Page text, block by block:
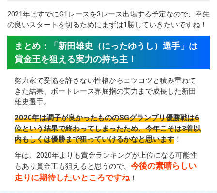
2021年はすでにG1レースを3レース出場する予定なので、幸先
の良いスタートを切るためにまずは1勝していきたいですね！
まとめ：「新田雄史（にったゆうし）選手」は
賞金王を狙える実力の持ち主！
努力家で妥協を許さない性格からコツコツと積み重ねて
きた結果、ボートレース界屈指の実力まで成長した新田
雄史選手。
2020年は調子が良かったもののSGグランプリ優勝戦は6
位という結果で終わってしまったため、今年こそは3着以
内もしくは優勝まで狙っていけるかなと思います ！
年は、2020年よりも賞金ランキングが上位になる可能性
もあり賞金王も狙えると思うので、 今後の素晴らしい
走りに期待したいところですね！